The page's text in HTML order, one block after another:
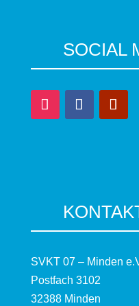
SOCIAL
SVKT 07 – Minden
Postfach 3102
32388 Minden